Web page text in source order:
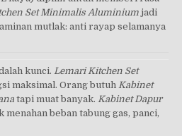
Set Minimalis Aluminiumjadi
mutlak: anti rayap selamanya
kunci. Lemari Kitchen Set
maksimal. Orang butuh Kabinet
tapi muat banyak. Kabinet Dapur
beban tabung gas, panci,